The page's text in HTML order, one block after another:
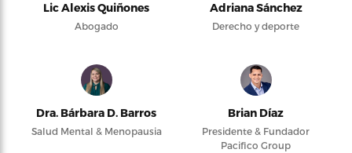
Lic Alexis Quiñones
Abogado
Adriana Sánchez
Derecho y deporte
Dra. Bárbara D. Barros
Salud Mental & Menopausia
Brian Díaz
Presidente & Fundador
Pacifico Group